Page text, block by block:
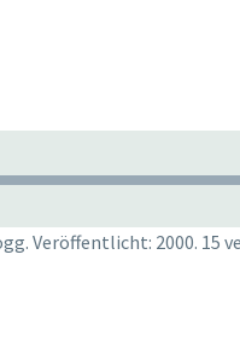
Veröffentlicht: 2000. 15